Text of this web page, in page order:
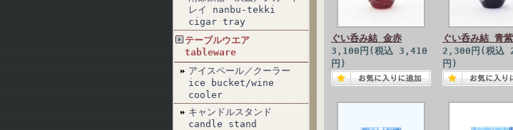
レイ nanbu-tekki
cigar tray
テーブルウエア
tableware
アイスペール／クーラー
ice bucket/wine
cooler
キャンドルスタンド
candle stand
ぐい呑み結 金赤
3,100円(税込 3,410
円)
ぐい呑み結 青紫
2,300円(税込
円)